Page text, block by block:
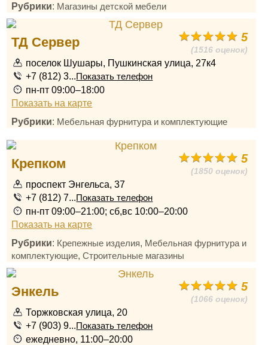
Рубрики: Магазины детской мебели
5
(1516 оценок)
ТД Сервер
поселок Шушары, Пушкинская улица, 27к4
+7 (812) 3...Показать телефон
пн-пт 09:00–18:00
Показать на карте
Рубрики: Мебельная фурнитура и комплектующие
5
(1850 оценок)
Крепком
проспект Энгельса, 37
+7 (812) 7...Показать телефон
пн-пт 09:00–21:00; сб,вс 10:00–20:00
Показать на карте
Рубрики: Крепежные изделия, Мебельная фурнитура и
комплектующие,Строительные магазины
5
(1066 оценок)
Энкель
Торжковская улица, 20
+7 (903) 9...Показать телефон
ежедневно, 11:00–20:00